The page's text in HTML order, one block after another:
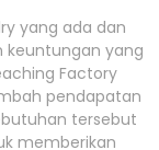
yang ada dan
keuntungan yang
Factory
pendapatan
tersebut
memberikan